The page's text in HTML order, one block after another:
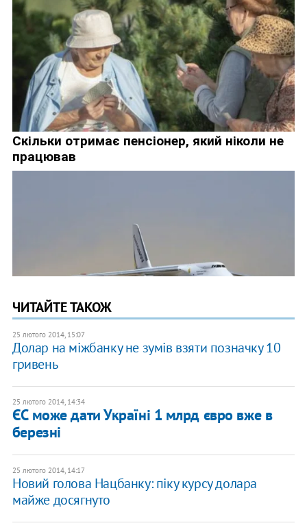
ЧИТАЙТЕ ТАКОЖ
25 лютого 2014, 15:07
Долар на міжбанку не зумів взяти позначку 10
гривень
25 лютого 2014, 14:34
ЄС може дати Україні 1 млрд євро вже в
березні
25 лютого 2014, 14:17
Новий голова Нацбанку: піку курсу долара
майже досягнуто